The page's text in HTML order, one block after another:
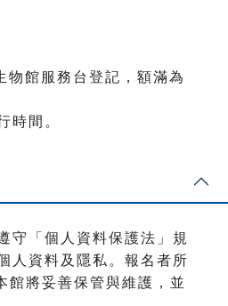
館服務台登記，額滿為
時間。
守「個人資料保護法」規
人資料及隱私。報名者所
館將妥善保管與維護，並